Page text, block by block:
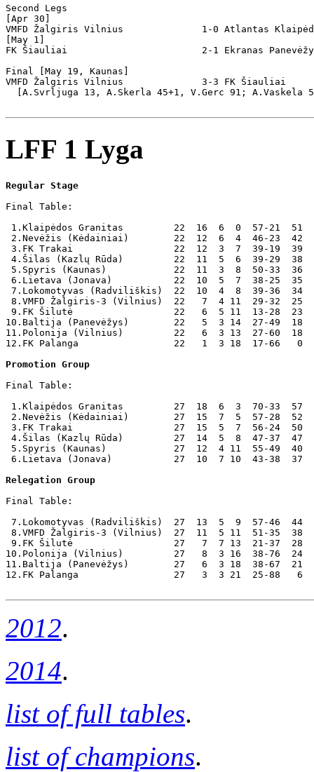
Second Legs
[Apr 30]
VMFD Žalgiris Vilnius              1-0 Atlantas
[May 1]
FK Šiauliai                        2-1 Ekranas
Final [May 19, Kaunas]
VMFD Žalgiris Vilnius              3-3 FK
[A.Svrljuga 13, A.Skerla 45+1, V.Gerc 91; A.Vaskela
LFF 1 Lyga
Regular Stage
Final Table:
1.Klaipėdos Granitas         22  16  6  0  57-21  51
2.Nevėžis (Kėdainiai)        22  12  6  4  46-23  42
3.FK Trakai                  22  12  3  7  39-19  39
4.Šilas (Kazlų Rūda)         22  11  5  6  39-29  38
5.Spyris (Kaunas)            22  11  3  8  50-33  36
6.Lietava (Jonava)           22  10  5  7  38-25  35
7.Lokomotyvas (Radviliškis)  22  10  4  8  39-36  34
8.VMFD Žalgiris-3 (Vilnius)  22   7  4 11  29-32  25
9.FK Šilutė                  22   6  5 11  13-28  23
10.Baltija (Panevėžys)        22   5  3 14  27-49  18
11.Polonija (Vilnius)         22   6  3 13  27-60  18
12.FK Palanga                 22   1  3 18  17-66   0
Promotion Group
Final Table:
1.Klaipėdos Granitas         27  18  6  3  70-33  57
2.Nevėžis (Kėdainiai)        27  15  7  5  57-28  52
3.FK Trakai                  27  15  5  7  56-24  50
4.Šilas (Kazlų Rūda)         27  14  5  8  47-37  47
5.Spyris (Kaunas)            27  12  4 11  55-49  40
6.Lietava (Jonava)           27  10  7 10  43-38  37
Relegation Group
Final Table:
7.Lokomotyvas (Radviliškis)  27  13  5  9  57-46  44
8.VMFD Žalgiris-3 (Vilnius)  27  11  5 11  51-35  38
9.FK Šilutė                  27   7  7 13  21-37  28
10.Polonija (Vilnius)         27   8  3 16  38-76  24
11.Baltija (Panevėžys)        27   6  3 18  38-67  21
12.FK Palanga                 27   3  3 21  25-88   6
2012.
2014.
list of full tables.
list of champions.